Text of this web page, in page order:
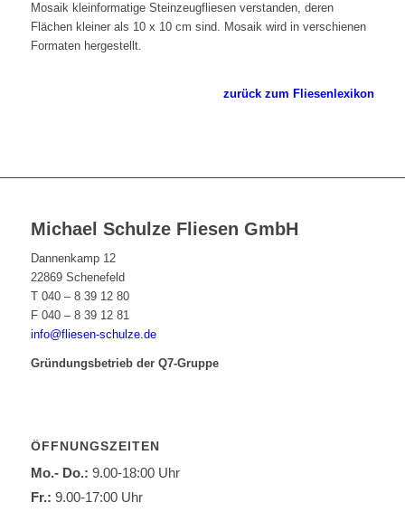
Mosaik kleinformatige Steinzeugfliesen verstanden, deren
Flächen kleiner als 10 x 10 cm sind. Mosaik wird in verschienen
Formaten hergestellt.
zurück zum Fliesenlexikon
Michael Schulze Fliesen GmbH
Dannenkamp 12
22869 Schenefeld
T 040 – 8 39 12 80
F 040 – 8 39 12 81
info@fliesen-schulze.de
Gründungsbetrieb der Q7-Gruppe
ÖFFNUNGSZEITEN
Mo.- Do.: 9.00-18:00 Uhr
Fr.: 9.00-17:00 Uhr